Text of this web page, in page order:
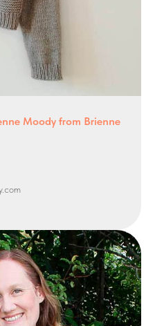
Moody from Brienne